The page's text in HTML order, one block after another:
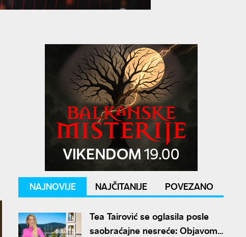
NAJNOVIJE NAJČITANIJE POVEZANO
Tea Tairović se oglasila posle
saobraćajne nesreće: Objavom